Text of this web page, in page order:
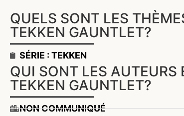
QUELS SONT LES
TEKKEN GAUNTLET?
SÉRIE : TEKKEN
QUI SONT LES AUTEURS
TEKKEN GAUNTLET?
NON COMMUNIQUÉ